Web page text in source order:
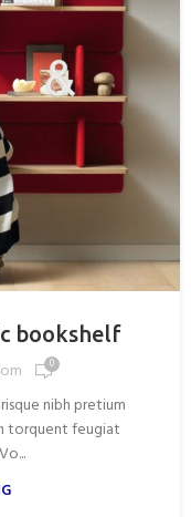
bookshelf
0
nibh pretium
torquent feugiat